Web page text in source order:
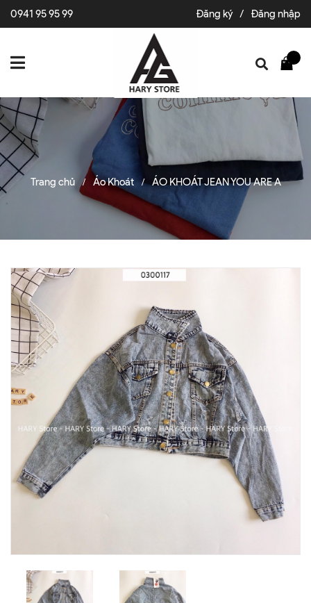
0941 95 95 99 Đăng ký / Đăng nhập
Trang chủ / Áo Khoát / ÁO KHOÁT JEAN YOU ARE A